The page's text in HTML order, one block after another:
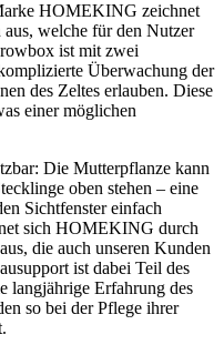
HOMEKING zeichnet
welche für den Nutzer
ist mit zwei
Überwachung der
des Zeltes erlauben. Diese
einer möglichen
Die Mutterpflanze kann
oben stehen – eine
Sichtfenster einfach
sich HOMEKING durch
die auch unseren Kunden
ist dabei Teil des
Erfahrung des
so bei der Pflege ihrer